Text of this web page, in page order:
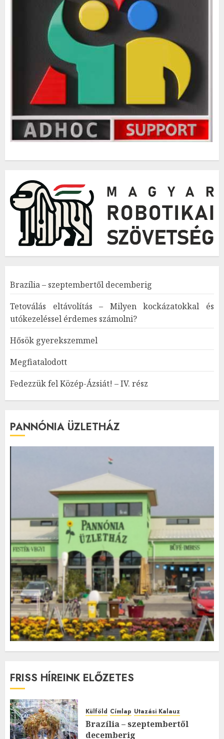
Brazília – szeptembertől decemberig
Tetoválás eltávolítás – Milyen kockázatokkal és
utókezeléssel érdemes számolni?
Hősök gyerekszemmel
Megfiatalodott
Fedezzük fel Közép-Ázsiát! – IV. rész
PANNÓNIA ÜZLETHÁZ
FRISS HÍREINK ELŐZETES
Külföld Címlap Utazási Kalauz
Brazília – szeptembertől
decemberig